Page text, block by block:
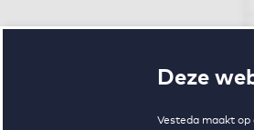
Deze
Vesteda maakt